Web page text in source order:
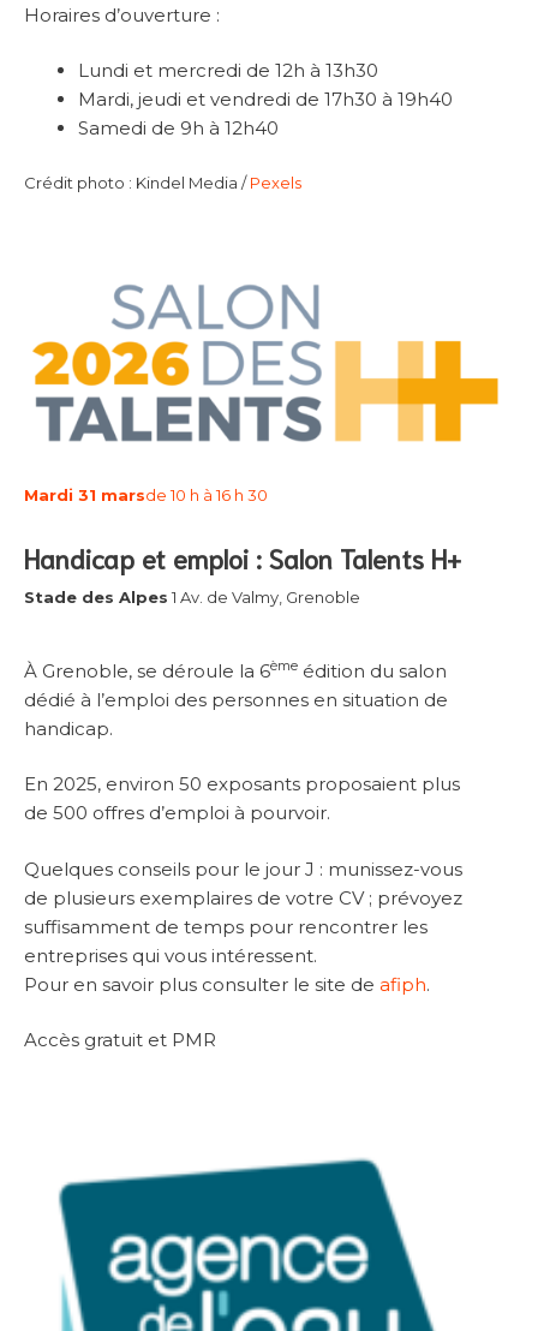
Horaires d’ouverture :
Lundi et mercredi de 12h à 13h30
Mardi, jeudi et vendredi de 17h30 à 19h40
Samedi de 9h à 12h40
Crédit photo : Kindel Media /Pexels
Mardi 31 marsde 10 h à 16 h 30
Handicap et emploi : Salon Talents H+
Stade des Alpes 1 Av. de Valmy, Grenoble
À Grenoble, se déroule la 6ème édition du salon
dédié à l’emploi des personnes en situation de
handicap.
En 2025, environ 50 exposants proposaient plus
de 500 offres d’emploi à pourvoir.
Quelques conseils pour le jour J : munissez-vous
de plusieurs exemplaires de votre CV ; prévoyez
suffisamment de temps pour rencontrer les
entreprises qui vous intéressent.
Pour en savoir plus consulter le site de afiph.
Accès gratuit et PMR